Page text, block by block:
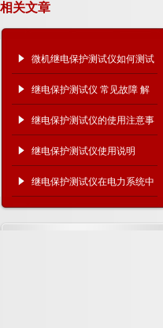
相关文章
微机继电保护测试仪如何测试
10kV过流保护
继电保护测试仪 常见故障 解
决方法
继电保护测试仪的使用注意事
项有哪些？
继电保护测试仪使用说明
继电保护测试仪在电力系统中
的关键作用！